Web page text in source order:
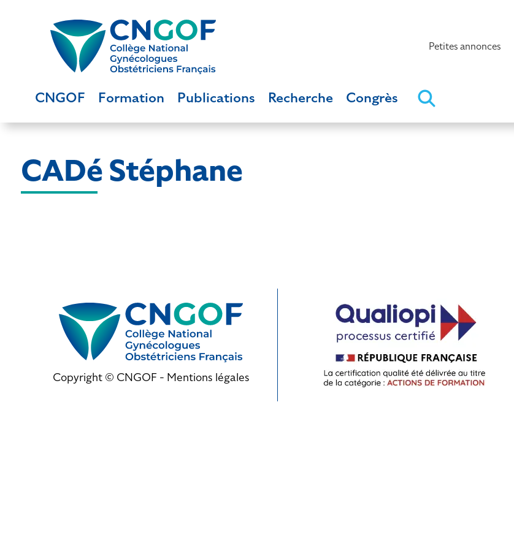
Petites annonces
CNGOF Formation Publications Recherche Congrès
CADé Stéphane
Copyright © CNGOF - Mentions légales